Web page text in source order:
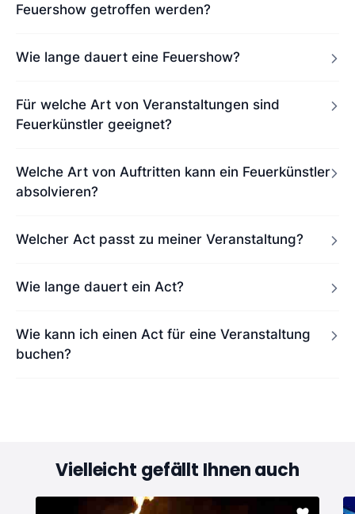
Feuershow getroffen werden?
Wie lange dauert eine Feuershow?
Für welche Art von Veranstaltungen sind
Feuerkünstler geeignet?
Welche Art von Auftritten kann ein Feuerkünstler
absolvieren?
Welcher Act passt zu meiner Veranstaltung?
Wie lange dauert ein Act?
Wie kann ich einen Act für eine Veranstaltung
buchen?
Vielleicht gefällt Ihnen auch